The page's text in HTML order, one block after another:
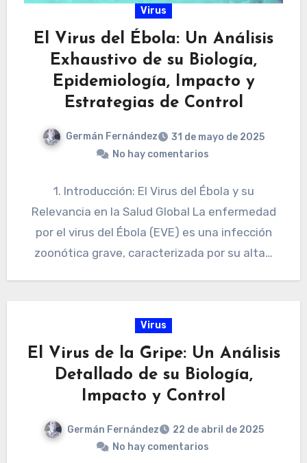
Virus
El Virus del Ébola: Un Análisis
Exhaustivo de su Biología,
Epidemiología, Impacto y
Estrategias de Control
Germán Fernández
31 de mayo de 2025
No hay comentarios
1. Introducción: El Virus del Ébola y su
Relevancia en la Salud Global La enfermedad
por el virus del Ébola (EVE) es una infección
zoonótica grave, caracterizada por su alta…
Virus
El Virus de la Gripe: Un Análisis
Detallado de su Biología,
Impacto y Control
Germán Fernández
22 de abril de 2025
No hay comentarios